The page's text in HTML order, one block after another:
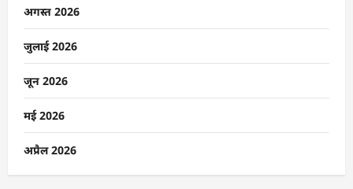
को
भी
चुनौती
दी,
लेकिन
शराब
लिया
के
में
पढ़ें
अगस्त 2026
जुलाई 2026
जून 2026
मई 2026
अप्रैल 2026